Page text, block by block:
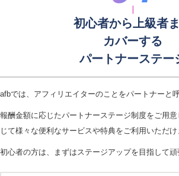
初心者から上級者
カバーする
パートナーステー
afbでは、アフィリエイターのことをパートナーと呼
報酬金額に応じたパートナーステージ制度をご用
じて様々な便利なサービスや特典をご利用いただけ
初心者の方は、まずはステージアップを目指して頑